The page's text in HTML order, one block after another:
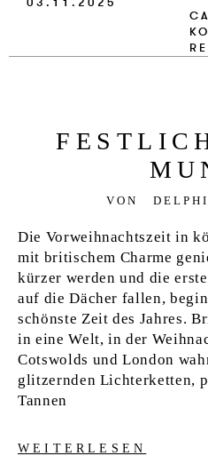
VON
Die Vorweihnachtszeit in
mit britischem Charme
kürzer werden und die
auf die Dächer fallen,
schönste Zeit des Jahres.
in eine Welt, in der
Cotswolds und London
glitzernden Lichterketten,
Tannen
WEITERLESEN